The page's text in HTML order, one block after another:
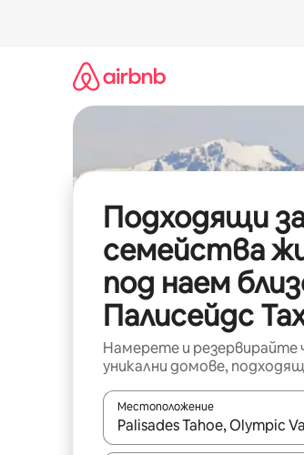
Подходящи
семейства
под наем
Палисейдс
Намерете и резервирайте
уникални домове,
Местоположение
Когато резултатите се